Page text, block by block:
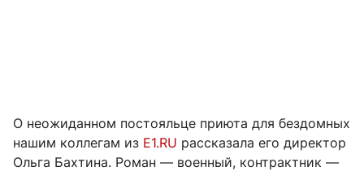
О неожиданном постояльце приюта для бездомных
нашим коллегам из Е1.RU рассказала его директор
Ольга Бахтина. Роман — военный, контрактник —